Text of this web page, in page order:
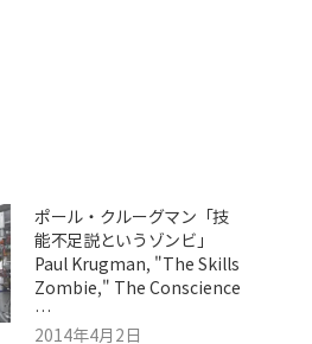
ポール・クルーグマン「技
能不足説というゾンビ」
Paul Krugman, "The Skills
Zombie," The Conscience
…
2014年4月2日